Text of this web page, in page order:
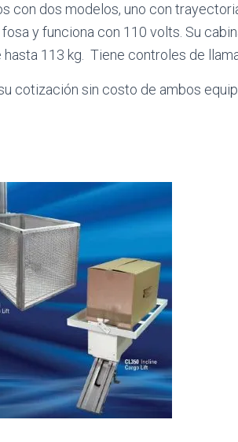
con dos modelos, uno con
y funciona con 110 volts. Su
hasta 113 kg. Tiene controles de
cotización sin costo de ambos